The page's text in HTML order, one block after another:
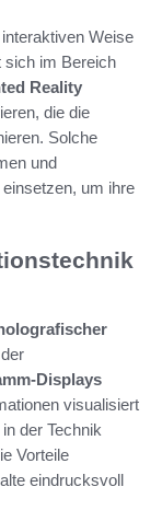
Weise
sich im Bereich
Reality
die die
Solche
und
um ihre
Displays
visualisiert
der Technik
Vorteile
eindrucksvoll